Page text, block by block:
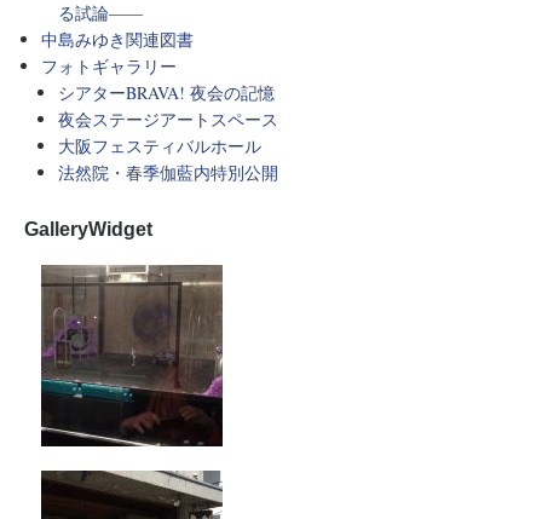
る試論――
中島みゆき関連図書
フォトギャラリー
シアターBRAVA! 夜会の記憶
夜会ステージアートスペース
大阪フェスティバルホール
法然院・春季伽藍内特別公開
GalleryWidget